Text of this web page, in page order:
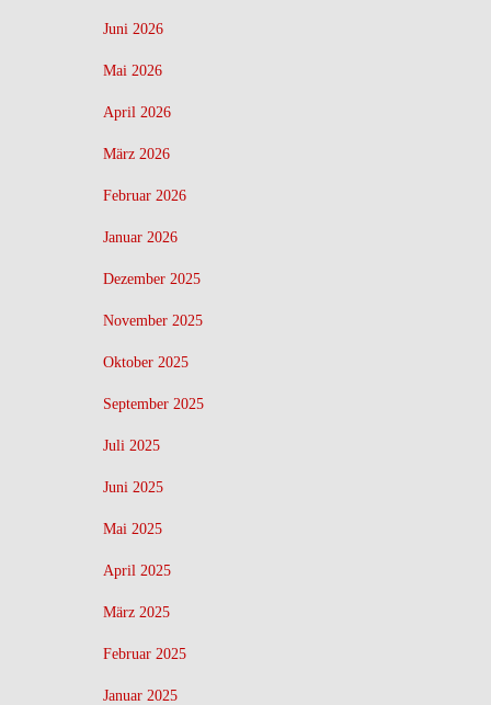
Juni 2026
Mai 2026
April 2026
März 2026
Februar 2026
Januar 2026
Dezember 2025
November 2025
Oktober 2025
September 2025
Juli 2025
Juni 2025
Mai 2025
April 2025
März 2025
Februar 2025
Januar 2025